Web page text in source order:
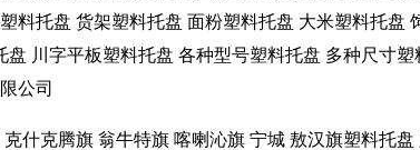
料托盘 货架塑料托盘 面粉塑料托盘 大米塑料托盘
川字平板塑料托盘 各种型号塑料托盘 多种尺寸
公司
什克腾旗 翁牛特旗 喀喇沁旗 宁城 敖汉旗塑料托